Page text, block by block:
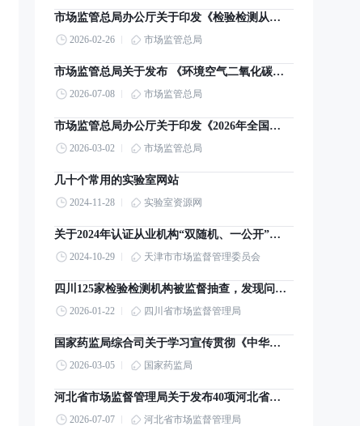
市场监管总局办公厅关于印发《检验检测从业人员监督管理工作指引》的通知
2026-02-26 市场监管总局
市场监管总局关于发布 《环境空气二氧化碳高精度监测仪检定系统表》国家计量技术规范的公告
2026-07-08 市场监管总局
市场监管总局办公厅关于印发《2026年全国计量工作要点》的通知
2026-03-02 市场监管总局
几十个常用的实验室网站
2024-11-28 实验室资源网
关于2024年认证从业机构“双随机、一公开”检查结果的通报
2024-10-29 天津市市场监督管理委员会
四川125家检验检测机构被监督抽查，发现问题700多项
2026-01-22 四川省市场监督管理局
国家药监局综合司关于学习宣传贯彻《中华人民共和国药品管理法实施条例》的通知
2026-03-05 国家药监局
河北省市场监督管理局关于发布40项河北省地方标准的通告
2026-07-07 河北省市场监督管理局